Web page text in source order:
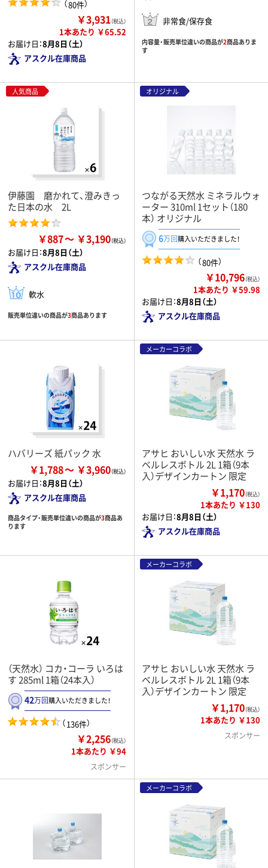
（80件）
￥3,931（税込）
1本あたり ￥65.52
お届け日：8月8日（土）
アスクル在庫商品
非常食/保存食
内容量・販売単位違いの商品が2商品ありま
す
人気商品
伊藤園 磨かれて、澄みきっ
た日本の水 2L
￥887 ￥3,190
お届け日：8月8日（土）
アスクル在庫商品
軟水
販売単位違いの商品が3商品あります
オリジナル
つながる天然水 ミネラルウォ
ーター 310ml 1セット（180
本） オリジナル
6万回購入いただきました！
（80件）
￥10,796（税込）
1本あたり ￥59.98
お届け日：8月8日（土）
アスクル在庫商品
ハバリーズ 紙パック 水
￥1,788 ￥3,960
お届け日：8月8日（土）
アスクル在庫商品
商品タイプ・販売単位違いの商品が3商品あ
ります
メーカーコラボ
アサヒ おいしい水 天然水 ラ
ベルレスボトル 2L 1箱（9本
入）デザインカートン 限定
￥1,170（税込）
1本あたり ￥130
お届け日：8月8日（土）
アスクル在庫商品
（天然水） コカ・コーラ いろは
す 285ml 1箱（24本入）
42万回購入いただきました！
（136件）
￥2,256（税込）
1本あたり ￥94
スポンサー
メーカーコラボ
アサヒ おいしい水 天然水 ラ
ベルレスボトル 2L 1箱（9本
入）デザインカートン 限定
￥1,170（税込）
1本あたり ￥130
スポンサー
メーカーコラボ